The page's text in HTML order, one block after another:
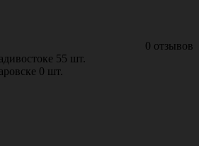
0 отзывов
55 шт.
0 шт.